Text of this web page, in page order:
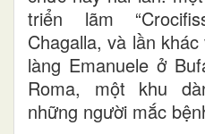
triển lãm
Chagalla, và lần
làng Emanuele ở
Roma, một khu
những người mắc